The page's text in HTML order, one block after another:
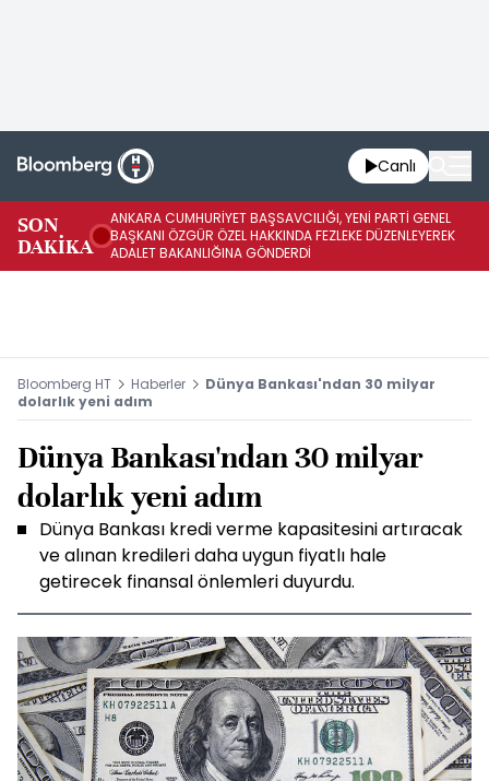
Canlı
SON
DAKİKA
ANKARA CUMHURİYET BAŞSAVCILIĞI, YENİ PARTİ GENEL
BAŞKANI ÖZGÜR ÖZEL HAKKINDA FEZLEKE DÜZENLEYEREK
ADALET BAKANLIĞINA GÖNDERDİ
Bloomberg HT Haberler
Dünya Bankası'ndan 30 milyar
dolarlık yeni adım
Dünya Bankası'ndan 30 milyar
dolarlık yeni adım
Dünya Bankası kredi verme kapasitesini artıracak
ve alınan kredileri daha uygun fiyatlı hale
getirecek finansal önlemleri duyurdu.